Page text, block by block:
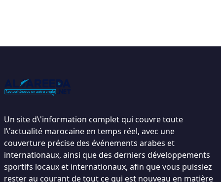
Un site d\'information complet qui couvre toute
l\'actualité marocaine en temps réel, avec une
couverture précise des événements arabes et
internationaux, ainsi que des derniers développements
sportifs locaux et internationaux, afin que vous puissiez
rester au courant de tout ce qui est nouveau en matière